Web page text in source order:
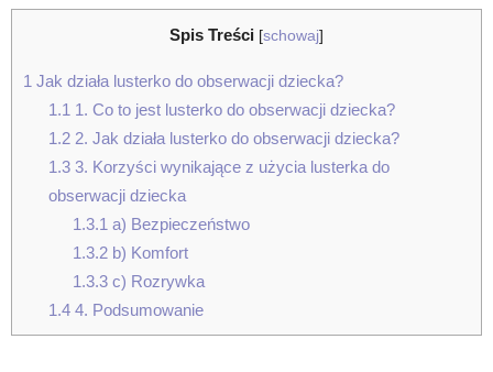
Spis Treści [schowaj]
1 Jak działa lusterko do obserwacji dziecka?
1.1 1. Co to jest lusterko do obserwacji dziecka?
1.22. Jak działa lusterko do obserwacji dziecka?
1.33. Korzyści wynikające z użycia lusterka do
obserwacji dziecka
1.3.1 a) Bezpieczeństwo
1.3.2 b) Komfort
1.3.3 c) Rozrywka
1.44. Podsumowanie